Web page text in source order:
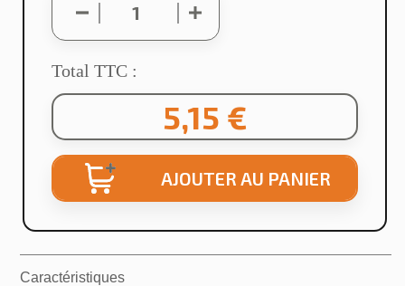
Total TTC :
5,15 €
AJOUTER AU PANIER
Caractéristiques